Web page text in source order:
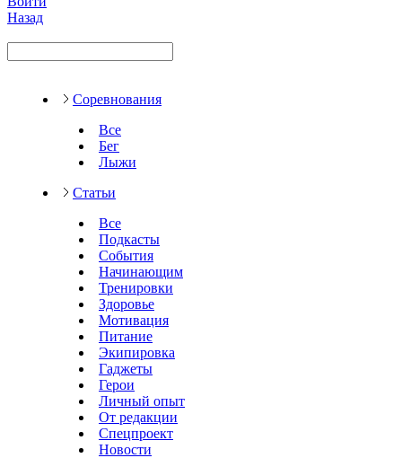
Назад
Соревнования
Все
Бег
Лыжи
Статьи
Все
Подкасты
События
Начинающим
Тренировки
Здоровье
Мотивация
Питание
Экипировка
Гаджеты
Герои
Личный опыт
От редакции
Спецпроект
Новости